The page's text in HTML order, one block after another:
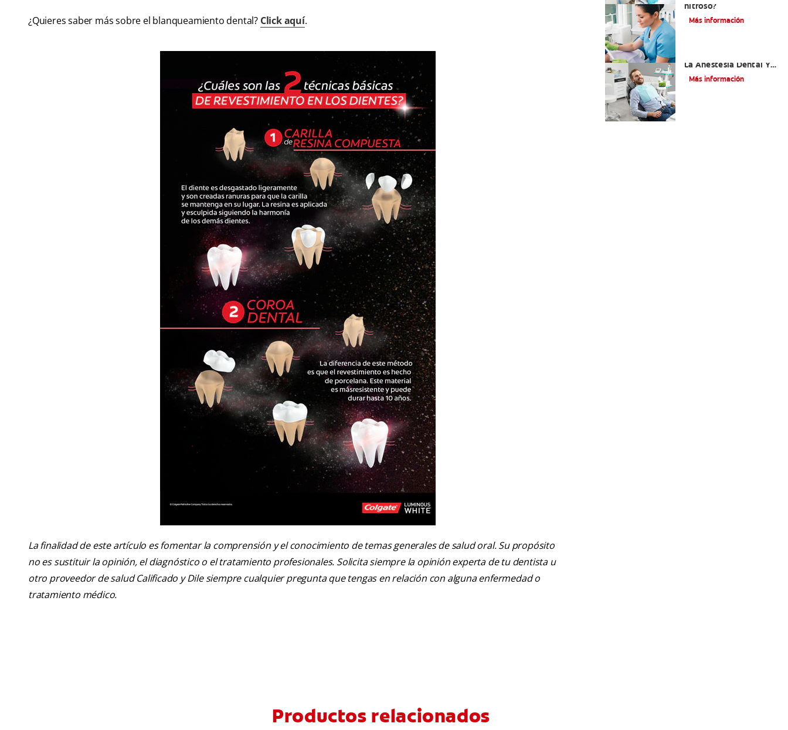
¿Quieres saber más sobre el blanqueamiento dental? Click aquí.
La finalidad de este artículo es fomentar la comprensión y el conocimiento de temas generales de salud oral. Su propósito
no es sustituir la opinión, el diagnóstico o el tratamiento profesionales. Solicita siempre la opinión experta de tu dentista u
otro proveedor de salud Calificado y Dile siempre cualquier pregunta que tengas en relación con alguna enfermedad o
tratamiento médico.
nitroso?
Más información
La Anestesia Dental Y
Causas De Tratamiento
Más información
Productos relacionados